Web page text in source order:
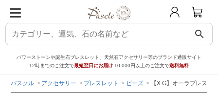
search
パワーストーンや誕生石ブレスレット、天然石アクセサリー等のブランド通販サイト
12時までのご注文で最短翌日にお届け 10,000円以上のご注文で送料無料
パスクル アクセサリー ブレスレット ビーズ 【X.G】オーラブレス